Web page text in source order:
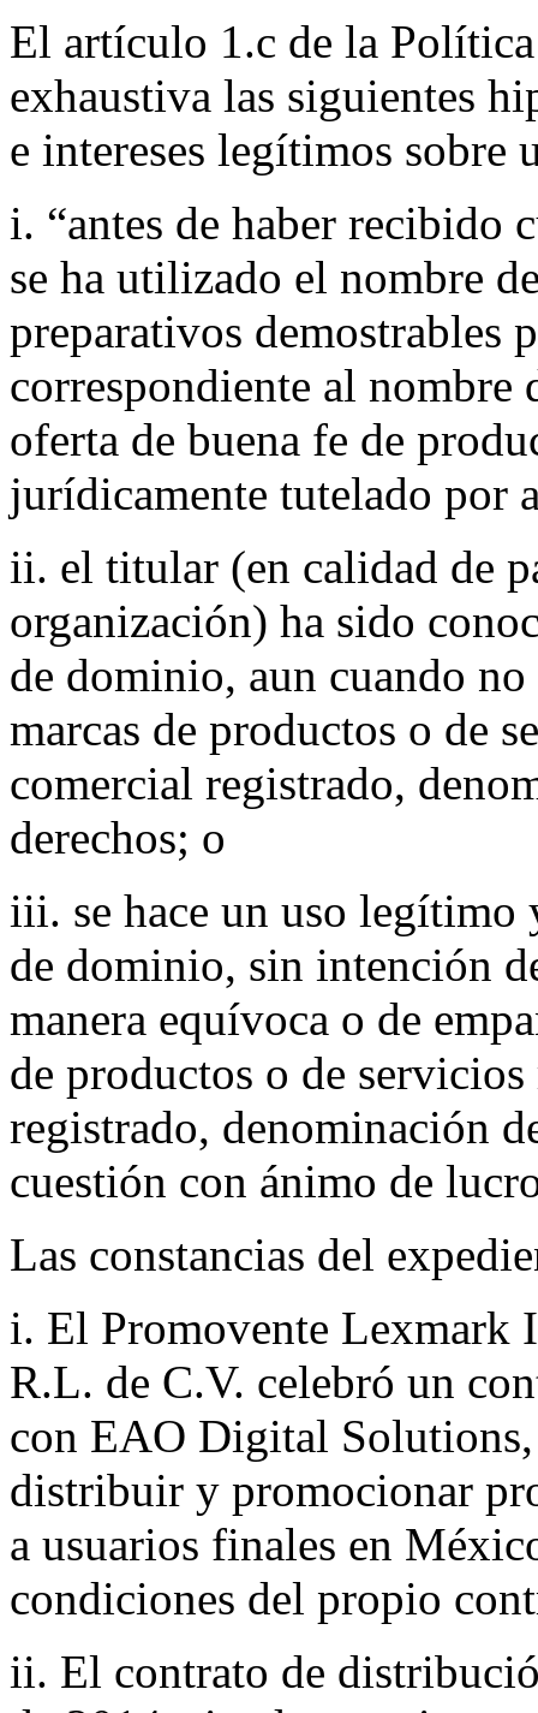
El artículo 1.c de la
exhaustiva las siguientes
e intereses legítimos sobre
i. “antes de haber recibido
se ha utilizado el nombre
preparativos demostrables
correspondiente al
oferta de buena fe de
jurídicamente tutelado por
ii. el titular (en calidad de
organización) ha sido
de dominio, aun cuando
marcas de productos o de
comercial registrado,
derechos; o
iii. se hace un uso
de dominio, sin intención
manera equívoca o de
de productos o de
registrado, denominación
cuestión con ánimo de
Las constancias del
i. El Promovente Lexmark
R.L. de C.V. celebró un
con EAO Digital
distribuir y promocionar
a usuarios finales en
condiciones del propio
ii. El contrato de